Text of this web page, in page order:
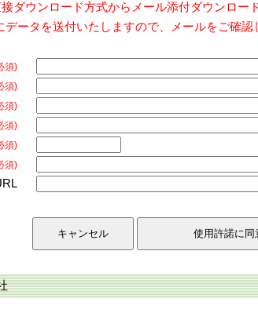
ダウンロード方式からメール添付ダウンロー
データを送付いたしますので、メールをご確
須)
須)
須)
須)
須)
須)